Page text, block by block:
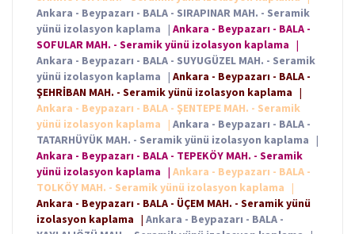
Ankara - Beypazarı - BALA - SIRAPINAR MAH. - Seramik
yünü izolasyon kaplama | Ankara - Beypazarı - BALA -
SOFULAR MAH. - Seramik yünü izolasyon kaplama |
Ankara - Beypazarı - BALA - SUYUGÜZEL MAH. - Seramik
yünü izolasyon kaplama | Ankara - Beypazarı - BALA -
ŞEHRİBAN MAH. - Seramik yünü izolasyon kaplama |
Ankara - Beypazarı - BALA - ŞENTEPE MAH. - Seramik
yünü izolasyon kaplama
| Ankara - Beypazarı - BALA -
TATARHÜYÜK MAH. - Seramik yünü izolasyon kaplama |
Ankara - Beypazarı - BALA - TEPEKÖY MAH. - Seramik
yünü izolasyon kaplama | Ankara - Beypazarı - BALA -
TOLKÖY MAH. - Seramik yünü izolasyon kaplama
|
Ankara - Beypazarı - BALA - ÜÇEM MAH. - Seramik yünü
izolasyon kaplama | Ankara - Beypazarı - BALA -